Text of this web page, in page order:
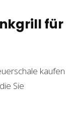
für
kaufen
Sie